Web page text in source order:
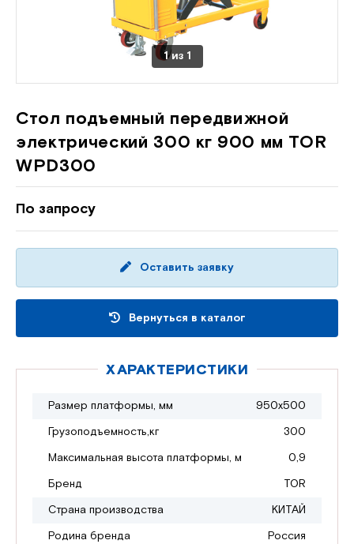
1из 1
Стол подъемный передвижной
электрический 300 кг 900 мм TOR
WPD300
По запросу
Оставить заявку
Вернуться в каталог
ХАРАКТЕРИСТИКИ
Размер платформы, мм
950х500
Грузоподъемность,кг
300
Максимальная высота платформы, м
0,9
Бренд
TOR
Страна производства
КИТАЙ
Родина бренда
Россия